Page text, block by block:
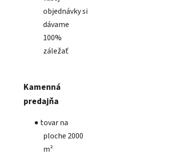
objednávky si
dávame
100%
záležať
Kamenná
predajňa
tovar na
ploche 2000
m²